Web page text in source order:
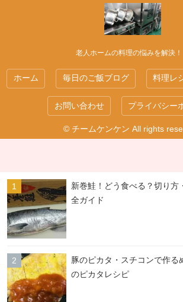
老人ホームの料理の悩みを解決！
ホーム 毎日のご飯ブログ 料理レ
お問い合わせ プライバシー
© チームケンケン All rights
新巻鮭！どう食べる？切り方
全ガイド
豚のピカタ・スチコンで作る
のピカタレシピ